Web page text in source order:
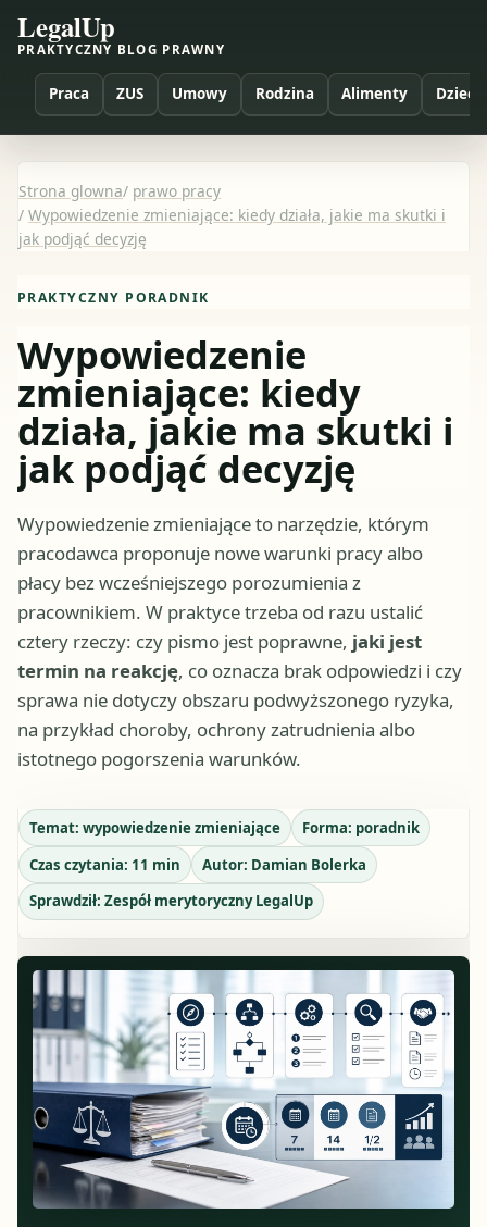
LegalUp
PRAKTYCZNY BLOG PRAWNY
Praca ZUS Umowy Rodzina Alimenty Dzieci
Strona glowna/ prawo pracy
/ Wypowiedzenie zmieniające: kiedy działa, jakie ma skutki i
jak podjąć decyzję
PRAKTYCZNY PORADNIK
Wypowiedzenie
zmieniające: kiedy
działa, jakie ma skutki i
jak podjąć decyzję
Wypowiedzenie zmieniające to narzędzie, którym
pracodawca proponuje nowe warunki pracy albo
płacy bez wcześniejszego porozumienia z
pracownikiem. W praktyce trzeba od razu ustalić
cztery rzeczy: czy pismo jest poprawne, jaki jest
termin na reakcję, co oznacza brak odpowiedzi i czy
sprawa nie dotyczy obszaru podwyższonego ryzyka,
na przykład choroby, ochrony zatrudnienia albo
istotnego pogorszenia warunków.
Temat: wypowiedzenie zmieniające Forma: poradnik
Czas czytania: 11 min Autor: Damian Bolerka
Sprawdził: Zespół merytoryczny LegalUp